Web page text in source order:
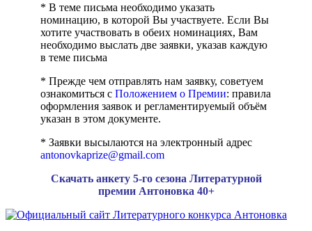
* В теме письма необходимо указать
номинацию, в которой Вы участвуете. Если Вы
хотите участвовать в обеих номинациях, Вам
необходимо выслать две заявки, указав каждую
в теме письма
* Прежде чем отправлять нам заявку, советуем
ознакомиться с Положением о Премии: правила
оформления заявок и регламентируемый объём
указан в этом документе.
* Заявки высылаются на электронный адрес
antonovkaprize@gmail.com
Скачать анкету 5-го сезона Литературной
премии Антоновка 40+